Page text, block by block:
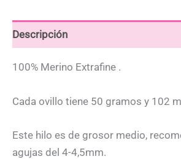
Descripción
100% Merino Extrafine .
Cada ovillo tiene 50 gramos y 102
Este hilo es de grosor medio,
agujas del 4-4,5mm.